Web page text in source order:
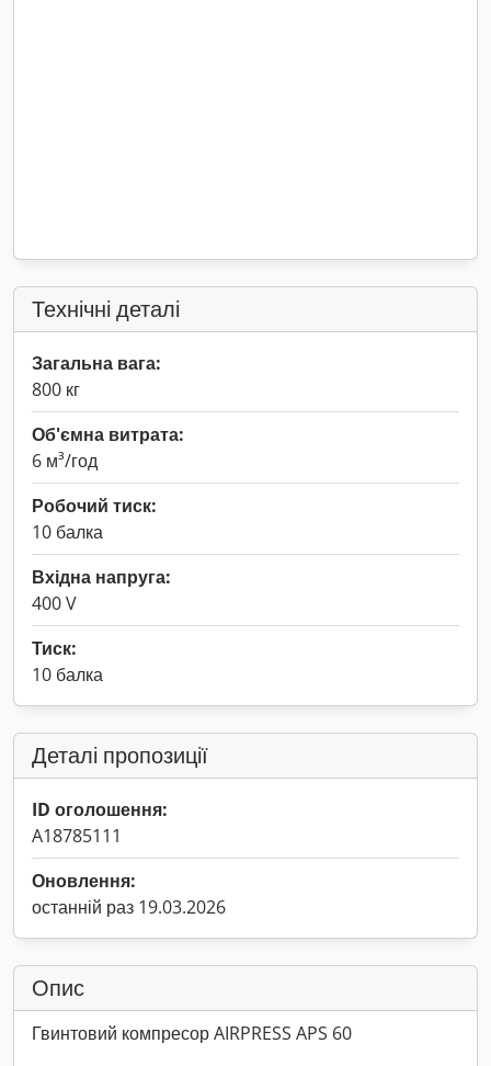
Технічні деталі
Загальна вага:
800 кг
Об'ємна витрата:
6 м³/год
Робочий тиск:
10 балка
Вхідна напруга:
400 V
Тиск:
10 балка
Деталі пропозиції
ID оголошення:
A18785111
Оновлення:
останній раз 19.03.2026
Опис
Гвинтовий компресор AIRPRESS APS 60